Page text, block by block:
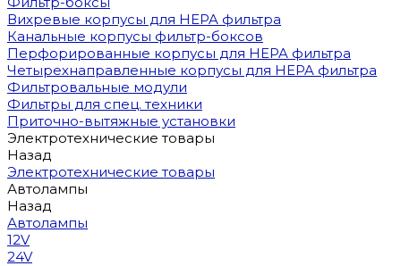
Вихревые корпусы для HEPA фильтра
Канальные корпусы фильтр-боксов
Перфорированные корпусы для HEPA фильтра
Четырехнаправленные корпусы для HEPA фильтра
Фильтровальные модули
Фильтры для спец. техники
Приточно-вытяжные установки
Электротехнические товары
Назад
Электротехнические товары
Автолампы
Назад
Автолампы
12V
24V